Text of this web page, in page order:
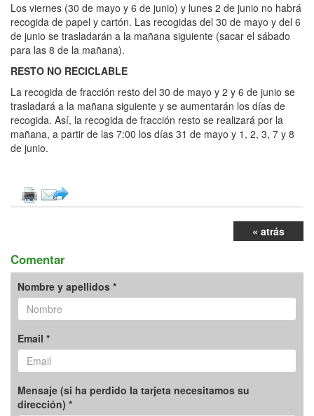
Los viernes (30 de mayo y 6 de junio) y lunes 2 de junio no habrá
recogida de papel y cartón. Las recogidas del 30 de mayo y del 6
de junio se trasladarán a la mañana siguiente (sacar el sábado
para las 8 de la mañana).
RESTO NO RECICLABLE
La recogida de fracción resto del 30 de mayo y 2 y 6 de junio se
trasladará a la mañana siguiente y se aumentarán los días de
recogida. Así, la recogida de fracción resto se realizará por la
mañana, a partir de las 7:00 los días 31 de mayo y 1, 2, 3, 7 y 8
de junio.
« atrás
Comentar
Nombre y apellidos *
Email *
Mensaje (si ha perdido la tarjeta necesitamos su
dirección) *